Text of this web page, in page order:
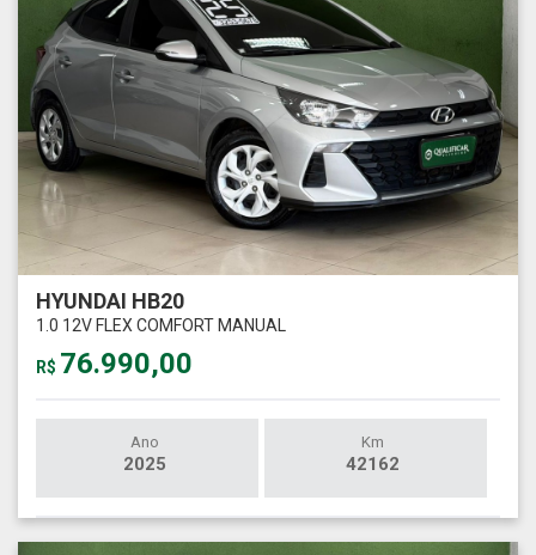
HYUNDAI HB20
1.0 12V FLEX COMFORT MANUAL
R$ 76.990,00
Ano
2025
Km
42162